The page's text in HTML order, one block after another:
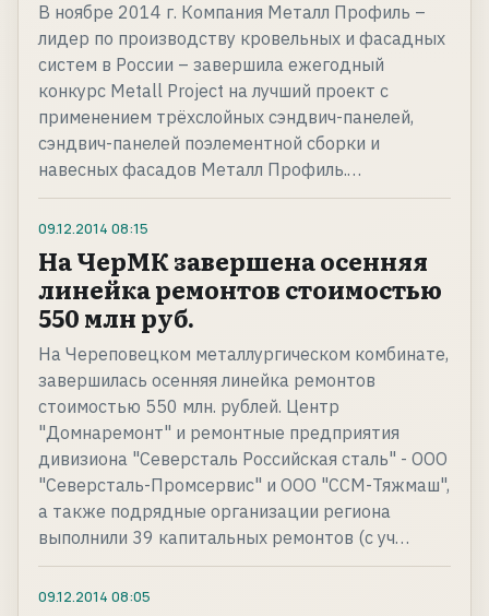
В ноябре 2014 г. Компания Металл Профиль –
лидер по производству кровельных и фасадных
систем в России – завершила ежегодный
конкурс Metall Project на лучший проект с
применением трёхслойных сэндвич-панелей,
сэндвич-панелей поэлементной сборки и
навесных фасадов Металл Профиль.…
09.12.2014 08:15
На ЧерМК завершена осенняя
линейка ремонтов стоимостью
550 млн руб.
На Череповецком металлургическом комбинате,
завершилась осенняя линейка ремонтов
стоимостью 550 млн. рублей. Центр
"Домнаремонт" и ремонтные предприятия
дивизиона "Северсталь Российская сталь" - ООО
"Северсталь-Промсервис" и ООО "ССМ-Тяжмаш",
а также подрядные организации региона
выполнили 39 капитальных ремонтов (с уч…
09.12.2014 08:05